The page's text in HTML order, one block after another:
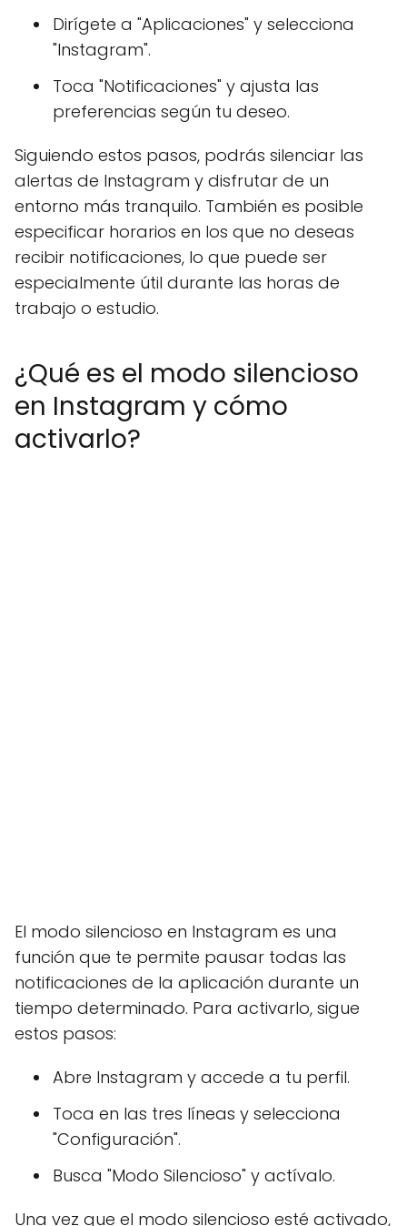
Dirígete a "Aplicaciones" y selecciona
"Instagram".
Toca "Notificaciones" y ajusta las
preferencias según tu deseo.
Siguiendo estos pasos, podrás silenciar las
alertas de Instagram y disfrutar de un
entorno más tranquilo. También es posible
especificar horarios en los que no deseas
recibir notificaciones, lo que puede ser
especialmente útil durante las horas de
trabajo o estudio.
¿Qué es el modo silencioso
en Instagram y cómo
activarlo?
El modo silencioso en Instagram es una
función que te permite pausar todas las
notificaciones de la aplicación durante un
tiempo determinado. Para activarlo, sigue
estos pasos:
Abre Instagram y accede a tu perfil.
Toca en las tres líneas y selecciona
"Configuración".
Busca "Modo Silencioso" y actívalo.
Una vez que el modo silencioso esté activado,